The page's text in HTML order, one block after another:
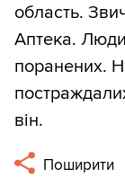
область.
Аптека.
поранених.
він.
Поширити